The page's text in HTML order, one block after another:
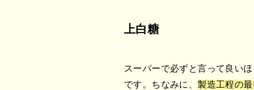
上白糖
スーパーで必ずと言って良い
です。ちなみに、 製造工程の